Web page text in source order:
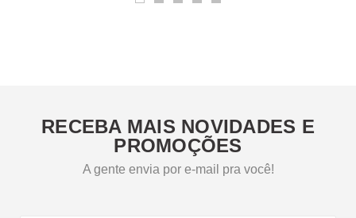
RECEBA MAIS NOVIDADES E
PROMOÇÕES
A gente envia por e-mail pra você!